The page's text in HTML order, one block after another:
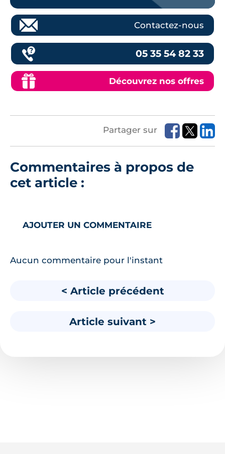
Contactez-nous
05 35 54 82 33
Découvrez nos offres
Partager sur
Commentaires à propos de
cet article :
AJOUTER UN COMMENTAIRE
Aucun commentaire pour l'instant
< Article précédent
Article suivant >